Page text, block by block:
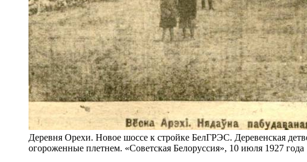
Деревня Орехи. Новое шоссе к стройке БелГРЭС. Деревенская
огороженные плетнем. «Советская Белоруссия», 10 июля 1927 года